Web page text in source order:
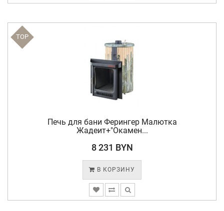
TOP
Печь для бани Ферингер Малютка
Жадеит+"Окамен...
8 231 BYN
В КОРЗИНУ